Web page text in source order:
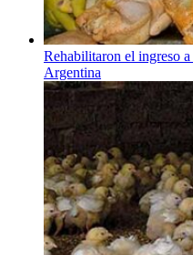
Rehabilitaron el ingreso
Argentina